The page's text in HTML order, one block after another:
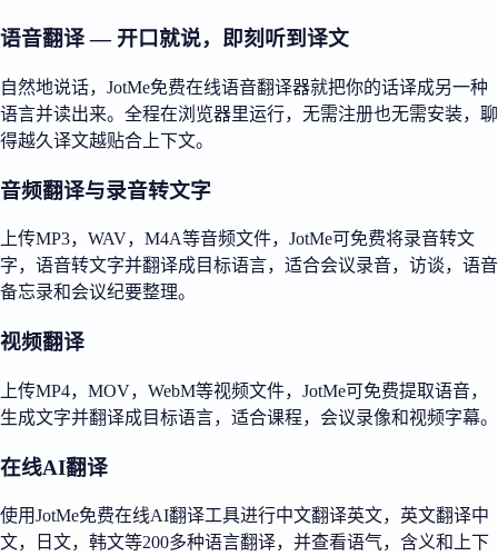
语音翻译 — 开口就说，即刻听到译文
自然地说话，JotMe免费在线语音翻译器就把你的话译成另一种
语言并读出来。全程在浏览器里运行，无需注册也无需安装，聊
得越久译文越贴合上下文。
音频翻译与录音转文字
上传MP3，WAV，M4A等音频文件，JotMe可免费将录音转文
字，语音转文字并翻译成目标语言，适合会议录音，访谈，语音
备忘录和会议纪要整理。
视频翻译
上传MP4，MOV，WebM等视频文件，JotMe可免费提取语音，
生成文字并翻译成目标语言，适合课程，会议录像和视频字幕。
在线AI翻译
使用JotMe免费在线AI翻译工具进行中文翻译英文，英文翻译中
文，日文，韩文等200多种语言翻译，并查看语气，含义和上下